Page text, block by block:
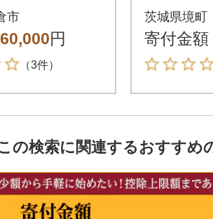
ア チェア
市
60,000円
（3件）
ー ズー
茨城県境町
寄付金額
の検索に関連するおすすめ